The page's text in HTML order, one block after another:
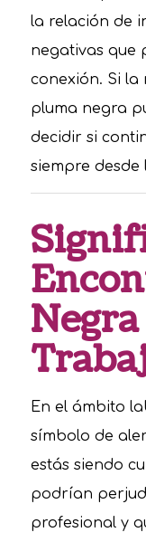
la relación de
negativas que
conexión. Si la
pluma negra
decidir si
siempre desde
En el ámbito
símbolo de
estás siendo
podrían
profesional y